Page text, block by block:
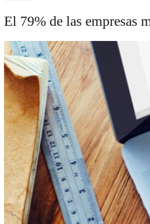
El 79% de las empresas